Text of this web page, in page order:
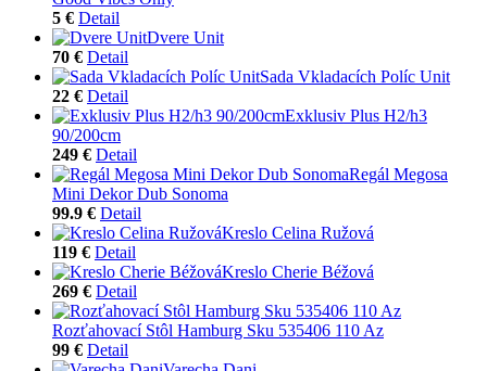
5 € Detail
Dvere Unit
70 € Detail
Sada Vkladacích Políc Unit
22 € Detail
Exklusiv Plus H2/h3
90/200cm
249 € Detail
Regál Megosa
Mini Dekor Dub Sonoma
99.9 € Detail
Kreslo Celina Ružová
119 € Detail
Kreslo Cherie Béžová
269 € Detail
Rozťahovací Stôl Hamburg Sku 535406 110 Az
99 € Detail